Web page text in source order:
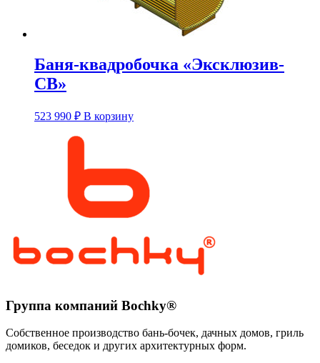
товара.
Баня-квадробочка «Эксклюзив-
СВ»
523 990 ₽ В корзинуЭтот
Опции
можно
выбрать
на
товара.
Группа компаний Bochky®
Собственное производство бань-бочек, дачных домов, гриль
домиков, беседок и других архитектурных форм.